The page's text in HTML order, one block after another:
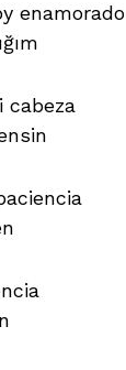
enamorado
cabeza